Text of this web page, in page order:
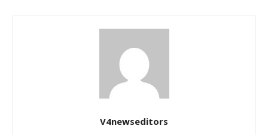
V4newseditors